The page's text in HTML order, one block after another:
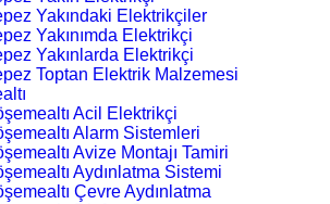
Yakındaki Elektrikçiler
Yakınımda Elektrikçi
Yakınlarda Elektrikçi
Toptan Elektrik Malzemesi
Acil Elektrikçi
Alarm Sistemleri
Avize Montajı Tamiri
Aydınlatma Sistemi
Çevre Aydınlatma